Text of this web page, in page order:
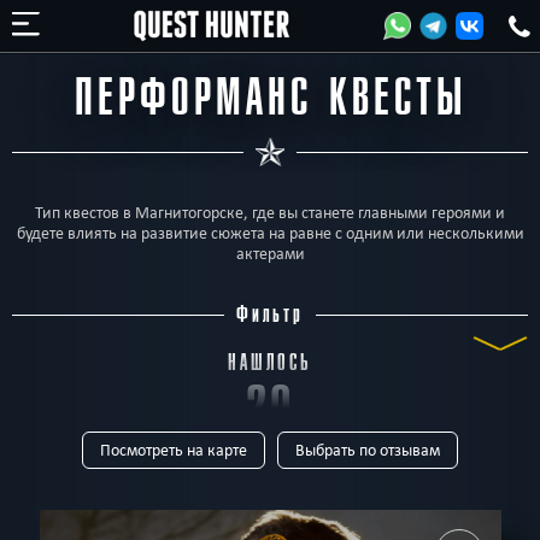
ПЕРФОРМАНС КВЕСТЫ
Тип квестов в Магнитогорске, где вы станете главными героями и
будете влиять на развитие сюжета на равне с одним или несколькими
актерами
Фильтр
НАШЛОСЬ
20
КВЕСТОВ
Квест-комната Horror Для детей Перформанс Живые
Посмотреть на карте Выбрать по отзывам